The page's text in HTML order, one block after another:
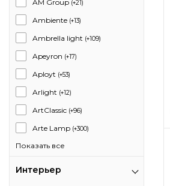
AM Group (+21)
Ambiente (+13)
Ambrella light (+109)
Apeyron (+17)
Aployt (+53)
Arlight (+12)
ArtClassic (+96)
Arte Lamp (+300)
Показать все
Интерьер